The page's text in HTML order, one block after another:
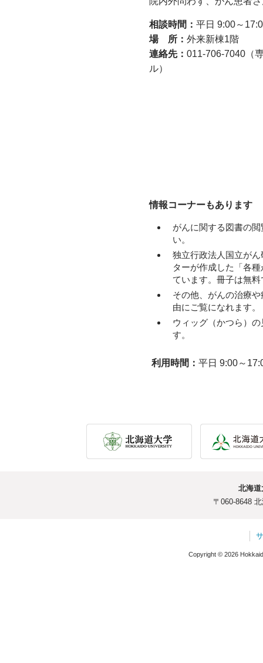
相談時間： 平日 9:00～
場 所： 外来新棟1階
連絡先： 011-706-7040 （
ル）
情報コーナーもあります
がんに関する図書の
い。
独立行政法人国立が
ターが作成した「各
ています。冊子は無
その他、がんの治療
由にご覧になれます。
ウィッグ（かつら）
す。
利用時間： 平日 9:00～
北海
〒060-8648
Copyright © 2026